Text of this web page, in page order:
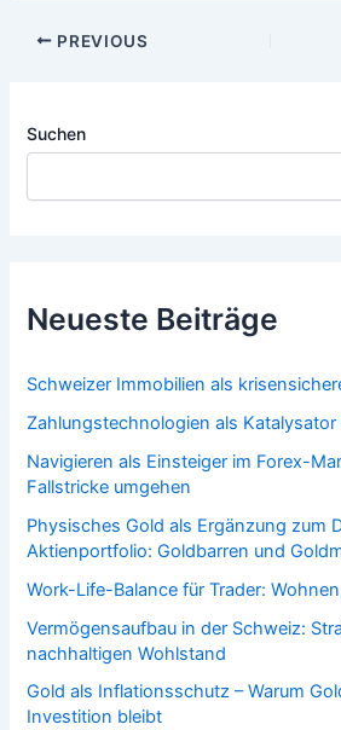
Post
PREVIOUS
Suchen
Neueste Beiträge
Schweizer Immobilien als
Zahlungstechnologien als Katalysator
Navigieren als Einsteiger im Forex-
Fallstricke umgehen
Physisches Gold als Ergänzung zum
Aktienportfolio: Goldbarren und
Work-Life-Balance für Trader:
Vermögensaufbau in der Schweiz:
nachhaltigen Wohlstand
Gold als Inflationsschutz – Warum
Investition bleibt